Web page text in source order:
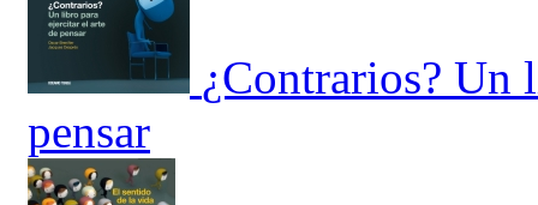
¿Contrarios? Un
pensar